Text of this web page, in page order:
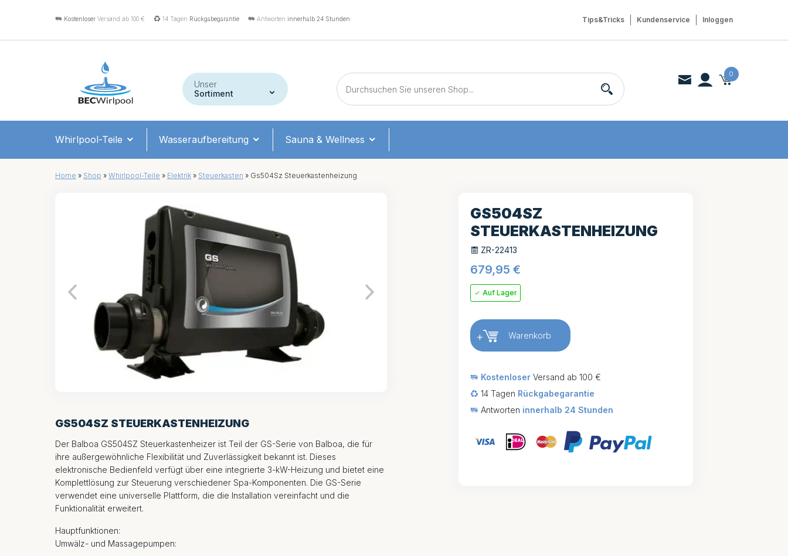
Kostenloser Versand ab 100 € 14 Tagen Rückgabegarantie Antworten innerhalb 24 Stunden Inloggen
Kundenservice
Tips&Tricks
Unser
Sortiment
0
Whirlpool-Teile Wasseraufbereitung Sauna & Wellness
Home » Shop » Whirlpool-Teile » Elektrik » Steuerkasten » Gs504Sz Steuerkastenheizung
GS504SZ STEUERKASTENHEIZUNG
Der Balboa GS504SZ Steuerkastenheizer ist Teil der GS-Serie von Balboa, die für
ihre außergewöhnliche Flexibilität und Zuverlässigkeit bekannt ist. Dieses
elektronische Bedienfeld verfügt über eine integrierte 3-kW-Heizung und bietet eine
Komplettlösung zur Steuerung verschiedener Spa-Komponenten. Die GS-Serie
verwendet eine universelle Plattform, die die Installation vereinfacht und die
Funktionalität erweitert.
Hauptfunktionen:
Umwälz- und Massagepumpen:
GS504SZ
STEUERKASTENHEIZUNG
ZR-22413
679,95€
Auf Lager
+ Warenkorb
Kostenloser Versand ab 100 €
14 Tagen Rückgabegarantie
Antworten innerhalb 24 Stunden